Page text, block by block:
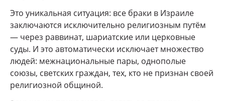
Это уникальная ситуация: все браки в Израиле
заключаются исключительно религиозным путём
— через раввинат, шариатские или церковные
суды. И это автоматически исключает множество
людей: межнациональные пары, однополые
союзы, светских граждан, тех, кто не признан своей
религиозной общиной.